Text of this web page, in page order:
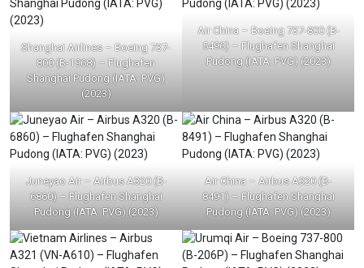
Shanghai Airlines – Boeing 737-
800 (B-1968) – Flughafen
Shanghai Pudong (IATA: PVG)
(2023)
Air China – Boeing 737-800 (B-
5496) – Flughafen Shanghai
Pudong (IATA: PVG) (2023)
Juneyao Air – Airbus A320 (B-
6860) – Flughafen Shanghai
Pudong (IATA: PVG) (2023)
Air China – Airbus A320 (B-
8491) – Flughafen Shanghai
Pudong (IATA: PVG) (2023)